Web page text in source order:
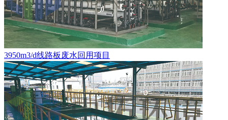
3950m3/d线路板废水回用项目